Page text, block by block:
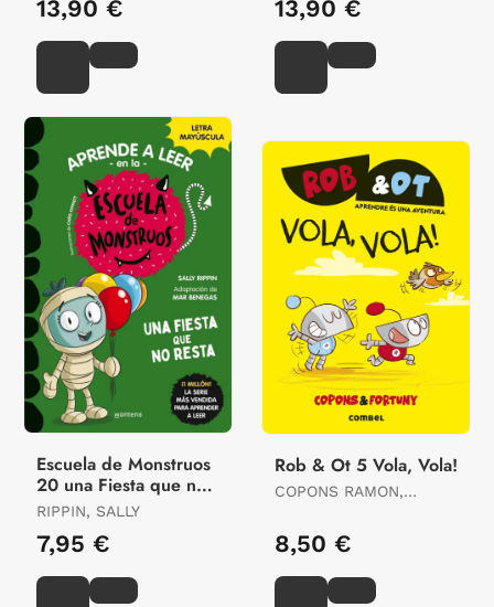
13,90 € 13,90 €
Escuela de Monstruos
20 una Fiesta que no
Resta
RIPPIN, SALLY
7,95 €
Rob & Ot 5 Vola, Vola!
COPONS RAMON,
8,50 €